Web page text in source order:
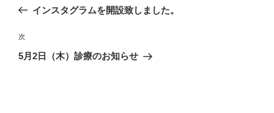
ビ
ゲ
去
投
稿
インスタグラムを開設致しました。
次
の
次
5月2日（木）診療のお知らせ